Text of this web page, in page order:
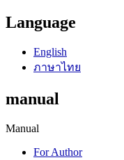
Language
English
ภาษาไทย
manual
Manual
For Author